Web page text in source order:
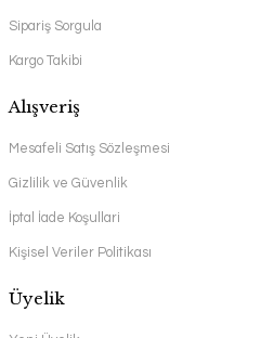
Sipariş Sorgula
Kargo Takibi
Alışveriş
Mesafeli Satış Sözleşmesi
Gizlilik ve Güvenlik
İptal İade Koşullari
Kişisel Veriler Politikası
Üyelik